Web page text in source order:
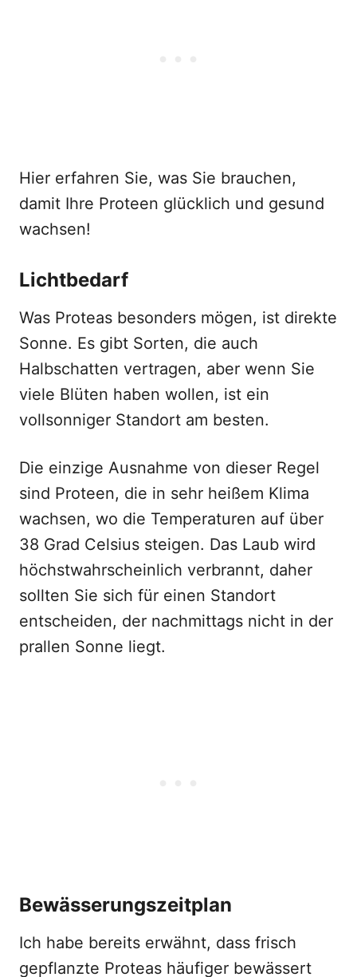
Hier erfahren Sie, was Sie brauchen,
damit Ihre Proteen glücklich und gesund
wachsen!
Lichtbedarf
Was Proteas besonders mögen, ist direkte
Sonne. Es gibt Sorten, die auch
Halbschatten vertragen, aber wenn Sie
viele Blüten haben wollen, ist ein
vollsonniger Standort am besten.
Die einzige Ausnahme von dieser Regel
sind Proteen, die in sehr heißem Klima
wachsen, wo die Temperaturen auf über
38 Grad Celsius steigen. Das Laub wird
höchstwahrscheinlich verbrannt, daher
sollten Sie sich für einen Standort
entscheiden, der nachmittags nicht in der
prallen Sonne liegt.
Bewässerungszeitplan
Ich habe bereits erwähnt, dass frisch
gepflanzte Proteas häufiger bewässert